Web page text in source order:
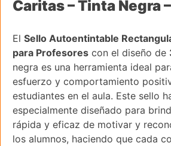
Caritas – Tinta Negra
El Sello Autoentintable
para Profesores con el diseño de
negra es una herramienta ideal
esfuerzo y comportamiento
estudiantes en el aula. Este sello
especialmente diseñado para
rápida y eficaz de motivar y
los alumnos, haciendo que cada